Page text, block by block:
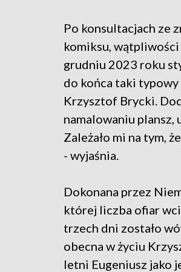
Po konsultacjach ze
komiksu, wątpliwości
grudniu 2023 roku
do końca taki typowy
Krzysztof Brycki.
namalowaniu plansz,
Zależało mi na tym,
- wyjaśnia.
Dokonana przez
której liczba ofiar
trzech dni zostało
obecna w życiu
letni Eugeniusz jako